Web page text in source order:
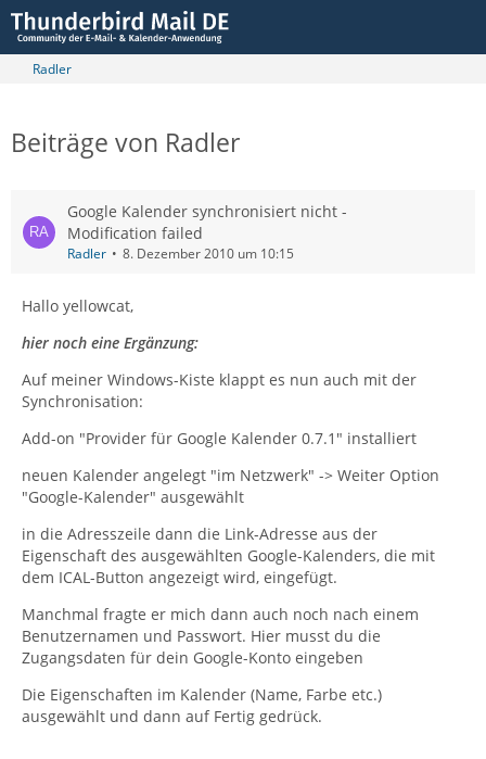
Radler
Beiträge von Radler
Google Kalender synchronisiert nicht -
Modification failed
Radler 8. Dezember 2010 um 10:15
Hallo yellowcat,
hier noch eine Ergänzung:
Auf meiner Windows-Kiste klappt es nun auch mit der
Synchronisation:
Add-on "Provider für Google Kalender 0.7.1" installiert
neuen Kalender angelegt "im Netzwerk" -> Weiter Option
"Google-Kalender" ausgewählt
in die Adresszeile dann die Link-Adresse aus der
Eigenschaft des ausgewählten Google-Kalenders, die mit
dem ICAL-Button angezeigt wird, eingefügt.
Manchmal fragte er mich dann auch noch nach einem
Benutzernamen und Passwort. Hier musst du die
Zugangsdaten für dein Google-Konto eingeben
Die Eigenschaften im Kalender (Name, Farbe etc.)
ausgewählt und dann auf Fertig gedrück.